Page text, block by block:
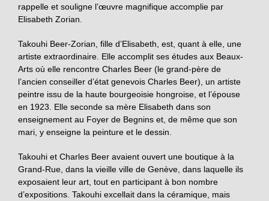
rappelle et souligne l’œuvre magnifique accomplie par
Elisabeth Zorian.
Takouhi Beer-Zorian, fille d’Elisabeth, est, quant à elle, une
artiste extraordinaire. Elle accomplit ses études aux Beaux-
Arts où elle rencontre Charles Beer (le grand-père de
l’ancien conseiller d’état genevois Charles Beer), un artiste
peintre issu de la haute bourgeoisie hongroise, et l’épouse
en 1923. Elle seconde sa mère Elisabeth dans son
enseignement au Foyer de Begnins et, de même que son
mari, y enseigne la peinture et le dessin.
Takouhi et Charles Beer avaient ouvert une boutique à la
Grand-Rue, dans la vieille ville de Genève, dans laquelle ils
exposaient leur art, tout en participant à bon nombre
d’expositions. Takouhi excellait dans la céramique, mais